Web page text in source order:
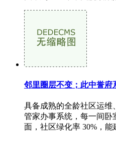
邻里圈层不变；此中誉府
具备成熟的全龄社区运维
管家办事系统，每一间卧
面，社区绿化率 30%，